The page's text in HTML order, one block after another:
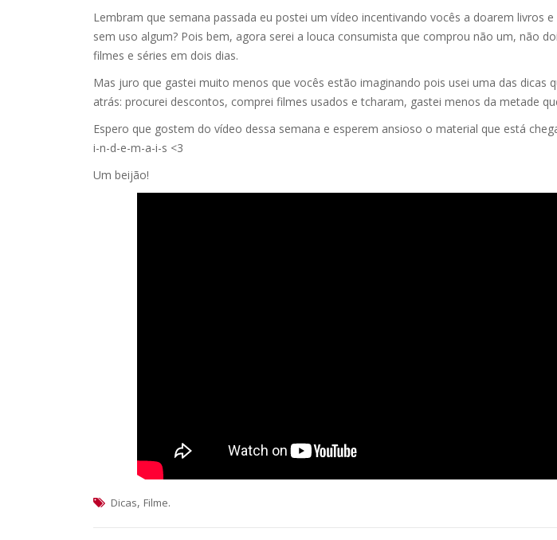
Lembram que semana passada eu postei um vídeo incentivando vocês a doarem livros
sem uso algum? Pois bem, agora serei a louca consumista que comprou não um, não
filmes e séries em dois dias.
Mas juro que gastei muito menos que vocês estão imaginando pois usei uma das dicas
atrás: procurei descontos, comprei filmes usados e tcharam, gastei menos da metade
Espero que gostem do vídeo dessa semana e esperem ansioso o material que está
i-n-d-e-m-a-i-s <3
Um beijão!
Dicas, Filme.